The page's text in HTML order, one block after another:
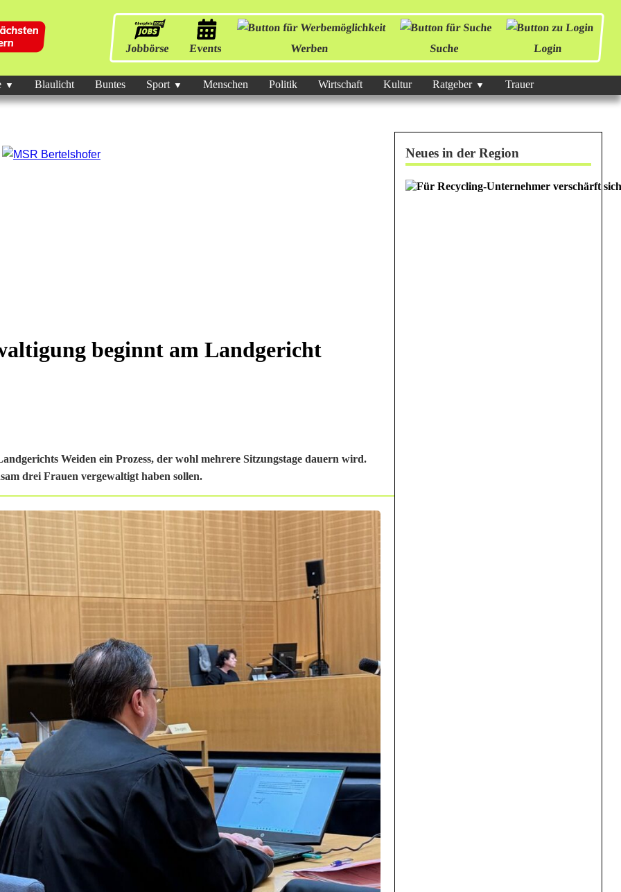
Jobbörse Events Werben Suche Login
Blaulicht Buntes Sport Menschen Politik Wirtschaft Kultur Ratgeber Trauer
beginnt am Landgericht
Weiden ein Prozess, der wohl mehrere Sitzungstage dauern wird.
drei Frauen vergewaltigt haben sollen.
Neues in der Region